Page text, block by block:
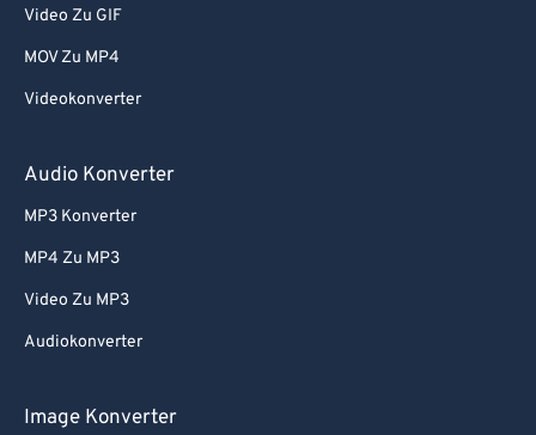
Video Zu GIF
MOV Zu MP4
Videokonverter
Audio Konverter
MP3 Konverter
MP4 Zu MP3
Video Zu MP3
Audiokonverter
Image Konverter